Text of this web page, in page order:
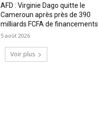
AFD : Virginie Dago quitte le
Cameroun après près de 390
milliards FCFA de financements
5 août 2026
Voir plus